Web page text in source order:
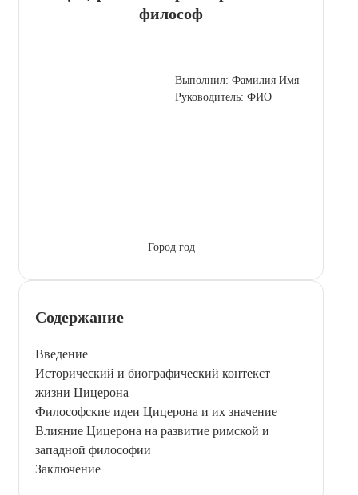
философ
Выполнил: Фамилия Имя
Руководитель: ФИО
Город год
Содержание
Введение
Исторический и биографический контекст
жизни Цицерона
Философские идеи Цицерона и их значение
Влияние Цицерона на развитие римской и
западной философии
Заключение